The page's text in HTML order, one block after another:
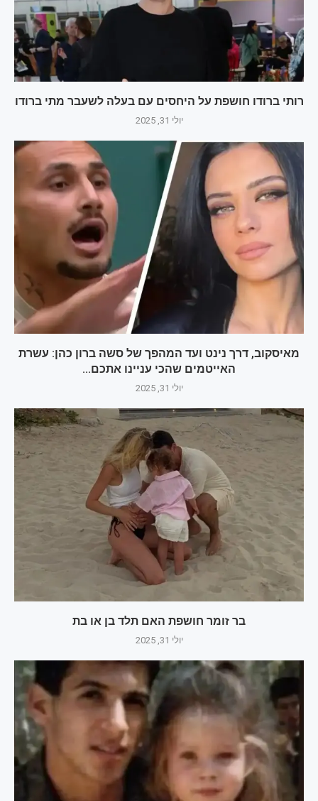
רותי ברודו חושפת על היחסים עם בעלה לשעבר מתי ברודו
יולי 31, 2025
מאיסקוב, דרך נינט ועד המהפך של סשה ברון כהן: עשרת
האייטמים שהכי עניינו אתכם...
יולי 31, 2025
בר זומר חושפת האם תלד בן או בת
יולי 31, 2025